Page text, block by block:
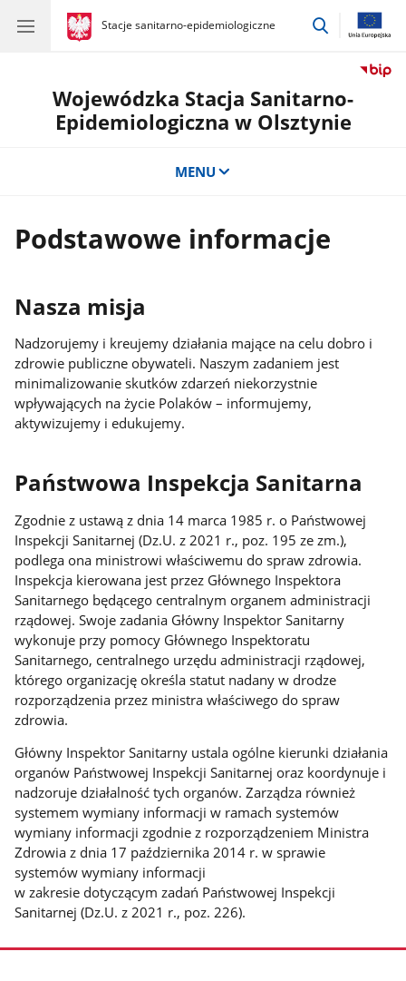
gov.pl
Stacje sanitarno-epidemiologiczne
gov.pl
Stacje
przejdź
Wojewódzka Stacja Sanitarno-
Epidemiologiczna w Olsztynie
MENU
Podstawowe informacje
Nasza misja
Nadzorujemy i kreujemy działania mające na celu dobro i
zdrowie publiczne obywateli. Naszym zadaniem jest
minimalizowanie skutków zdarzeń niekorzystnie
wpływających na życie Polaków – informujemy,
aktywizujemy i edukujemy.
Państwowa Inspekcja Sanitarna
Zgodnie z ustawą z dnia 14 marca 1985 r. o Państwowej
Inspekcji Sanitarnej (Dz.U. z 2021 r., poz. 195 ze zm.),
podlega ona ministrowi właściwemu do spraw zdrowia.
Inspekcja kierowana jest przez Głównego Inspektora
Sanitarnego będącego centralnym organem administracji
rządowej. Swoje zadania Główny Inspektor Sanitarny
wykonuje przy pomocy Głównego Inspektoratu
Sanitarnego, centralnego urzędu administracji rządowej,
którego organizację określa statut nadany w drodze
rozporządzenia przez ministra właściwego do spraw
zdrowia.
Główny Inspektor Sanitarny ustala ogólne kierunki działania
organów Państwowej Inspekcji Sanitarnej oraz koordynuje i
nadzoruje działalność tych organów. Zarządza również
systemem wymiany informacji w ramach systemów
wymiany informacji zgodnie z rozporządzeniem Ministra
Zdrowia z dnia 17 października 2014 r. w sprawie
systemów wymiany informacji
w zakresie dotyczącym zadań Państwowej Inspekcji
Sanitarnej (Dz.U. z 2021 r., poz. 226).